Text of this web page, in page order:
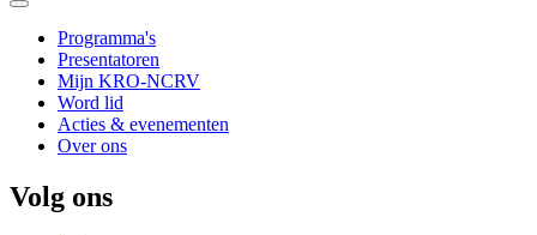
Programma's
Presentatoren
Mijn KRO-NCRV
Word lid
Acties & evenementen
Over ons
Volg ons